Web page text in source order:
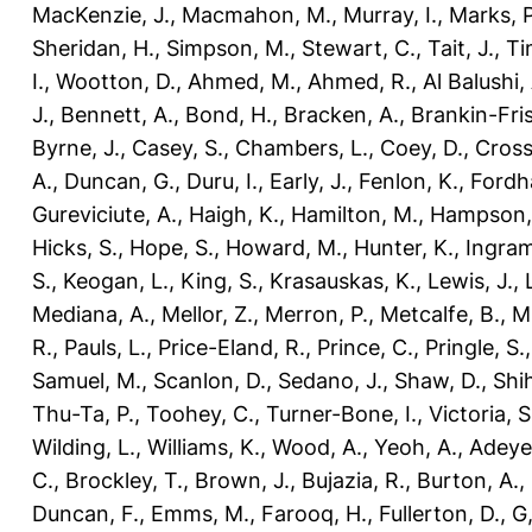
MacKenzie, J., Macmahon, M., Murray, I., Marks,
Sheridan, H., Simpson, M., Stewart, C., Tait, J.,
I., Wootton, D., Ahmed, M., Ahmed, R., Al Balushi,
J., Bennett, A., Bond, H., Bracken, A., Brankin-
Byrne, J., Casey, S., Chambers, L., Coey, D.,
A., Duncan, G., Duru, I., Early, J., Fenlon, K.,
Gureviciute, A., Haigh, K., Hamilton, M.,
Hicks, S., Hope, S., Howard, M., Hunter, K.,
S., Keogan, L., King, S., Krasauskas, K., Lewis, J.,
Mediana, A., Mellor, Z., Merron, P., Metcalfe, B.,
R., Pauls, L., Price-Eland, R., Prince, C., Pringle, S.
Samuel, M., Scanlon, D., Sedano, J., Shaw, D.,
Thu-Ta, P., Toohey, C., Turner-Bone, I., Victoria,
Wilding, L., Williams, K., Wood, A., Yeoh, A.,
C., Brockley, T., Brown, J., Bujazia, R., Burton, A.,
Duncan, F., Emms, M., Farooq, H., Fullerton, D.,